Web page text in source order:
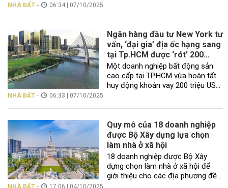
Trung tâm Nghiên cứu Thị trường
và Am hiểu Khách hàng One […]
NHÀ ĐẤT - 06:34 | 07/10/2025
Ngân hàng đầu tư New York tư
vấn, ‘đại gia’ địa ốc hạng sang
tại Tp.HCM được ‘rót’ 200
triệu USD
Một doanh nghiệp bất động sản
cao cấp tại TP.HCM vừa hoàn tất
huy động khoản vay 200 triệu USD,
York. Theo thông tin từ Công ty
Luật TNHH YKVN, Công […]
NHÀ ĐẤT - 06:33 | 07/10/2025
Quy mô của 18 doanh nghiệp
được Bộ Xây dựng lựa chọn
làm nhà ở xã hội
18 doanh nghiệp được Bộ Xây
dựng chọn làm nhà ở xã hội để
giới thiệu cho các địa phương đều
NHÀ ĐẤT - 17:06 | 04/10/2025